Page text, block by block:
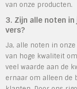
van onze producten.
3. Zijn alle noten
vers?
Ja, alle noten in
van hoge kwaliteit
veel waarde aan de
ernaar om alleen de